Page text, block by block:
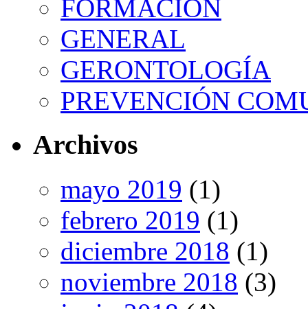
FORMACIÓN
GENERAL
GERONTOLOGÍA
PREVENCIÓN
Archivos
mayo 2019 (1)
febrero 2019 (1)
diciembre 2018 (1)
noviembre 2018 (3)